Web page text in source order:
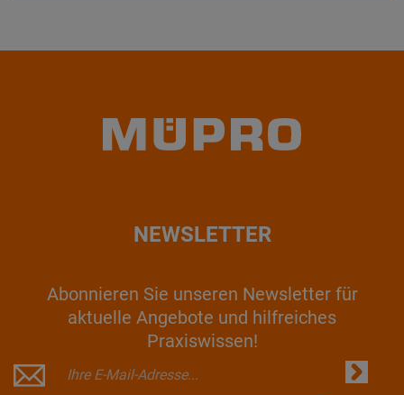
NEWSLETTER
Abonnieren Sie unseren Newsletter für
aktuelle Angebote und hilfreiches
Praxiswissen!